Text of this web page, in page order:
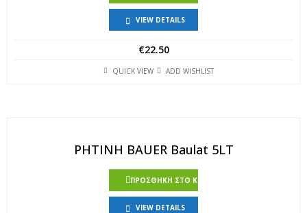
VIEW DETAILS
€22.50
QUICK VIEW ADD WISHLIST
ΡΗΤΙΝΗ BAUER Baulat 5LT
ΠΡΟΣΘΉΚΗ ΣΤΟ ΚΑΛΆΘΙ
VIEW DETAILS